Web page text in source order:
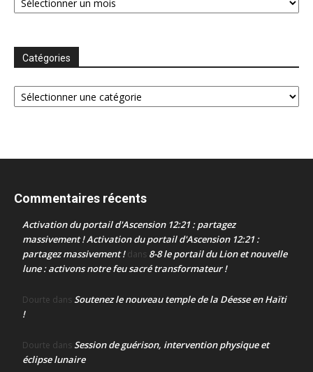
Catégories
Catégories
Commentaires récents
Activation du portail d'Ascension 12:21 : partagez
massivement ! Activation du portail d'Ascension 12:21 :
partagez massivement !dans 8-8 le portail du Lion et nouvelle
lune : activons notre feu sacré transformateur !
Dourte dansSoutenez le nouveau temple de la Déesse en Haïti
!
Dourte dansSession de guérison, intervention physique et
éclipse lunaire